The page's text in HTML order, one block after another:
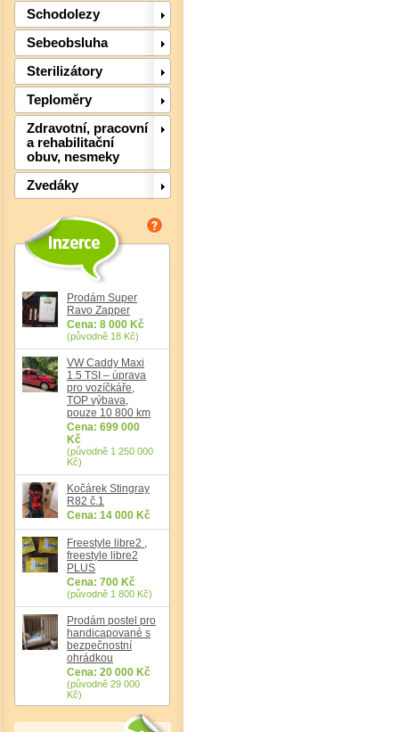
Schodolezy
Sebeobsluha
Sterilizátory
Teploměry
Zdravotní, pracovní
a rehabilitační
obuv, nesmeky
Zvedáky
Prodám Super
Ravo Zapper
Cena: 8 000 Kč
(původně 18 Kč)
VW Caddy Maxi
1.5 TSI – úprava
pro vozíčkáře,
TOP výbava,
pouze 10 800 km
Cena: 699 000
Kč
(původně 1 250 000
Kč)
Kočárek Stingray
R82 č.1
Cena: 14 000 Kč
Freestyle libre2 ,
freestyle libre2
PLUS
Cena: 700 Kč
(původně 1 800 Kč)
Prodám postel pro
handicapované s
bezpečnostní
ohrádkou
Cena: 20 000 Kč
(původně 29 000
Kč)